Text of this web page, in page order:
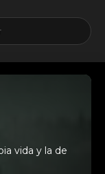
vida y la de